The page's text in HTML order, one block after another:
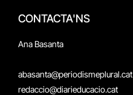
CONTACTA'NS
Ana Basanta
abasanta@periodismeplural.cat
redaccio@diarieducacio.cat